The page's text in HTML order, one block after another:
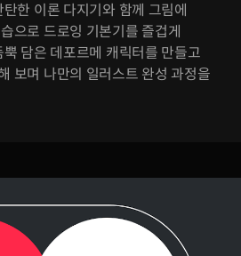
한 이론 다지기와 함께 그림에
으로 드로잉 기본기를 즐겁게
담은 데포르메 캐릭터를 만들고
보며 나만의 일러스트 완성 과정을